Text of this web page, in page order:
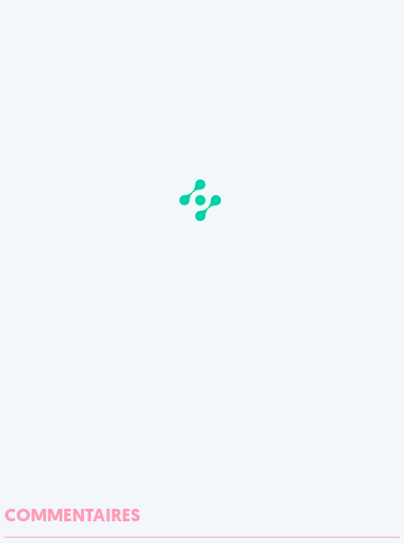
COMMENTAIRES